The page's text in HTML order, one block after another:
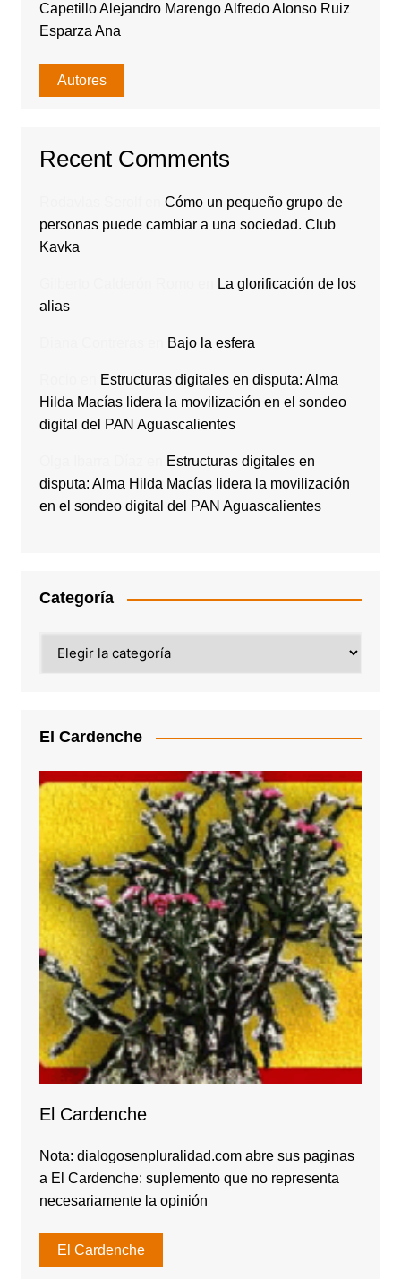
Capetillo Alejandro Marengo Alfredo Alonso Ruiz
Esparza Ana
Autores
Recent Comments
Cómo un pequeño grupo de
personas puede cambiar a una sociedad. Club
Kavka
La glorificación de los
alias
Bajo la esfera
Estructuras digitales en disputa: Alma
Hilda Macías lidera la movilización en el sondeo
digital del PAN Aguascalientes
Estructuras digitales en
disputa: Alma Hilda Macías lidera la movilización
en el sondeo digital del PAN Aguascalientes
Categoría
El Cardenche
El Cardenche
Nota: dialogosenpluralidad.com abre sus paginas
a El Cardenche: suplemento que no representa
necesariamente la opinión
El Cardenche